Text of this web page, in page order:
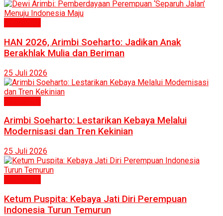
HAN 2026, Arimbi Soeharto: Jadikan Anak
Berakhlak Mulia dan Beriman
25 Juli 2026
Arimbi Soeharto: Lestarikan Kebaya Melalui
Modernisasi dan Tren Kekinian
25 Juli 2026
Ketum Puspita: Kebaya Jati Diri Perempuan
Indonesia Turun Temurun